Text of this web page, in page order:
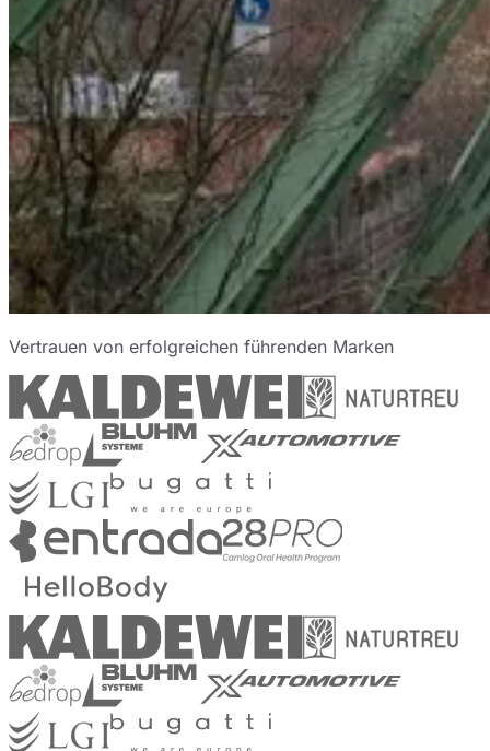
Vertrauen von erfolgreichen führenden Marken